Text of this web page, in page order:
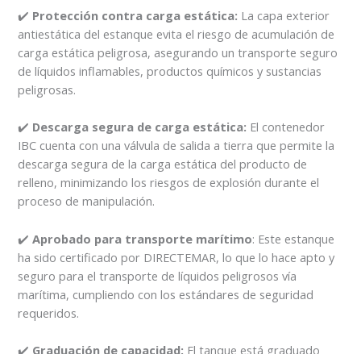
✔️ Protección contra carga estática: La capa exterior
antiestática del estanque evita el riesgo de acumulación de
carga estática peligrosa, asegurando un transporte seguro
de líquidos inflamables, productos químicos y sustancias
peligrosas.
✔️ Descarga segura de carga estática: El contenedor
IBC cuenta con una válvula de salida a tierra que permite la
descarga segura de la carga estática del producto de
relleno, minimizando los riesgos de explosión durante el
proceso de manipulación.
✔️Aprobado para transporte marítimo: Este estanque
ha sido certificado por DIRECTEMAR, lo que lo hace apto y
seguro para el transporte de líquidos peligrosos vía
marítima, cumpliendo con los estándares de seguridad
requeridos.
✔️ Graduación de capacidad: El tanque está graduado